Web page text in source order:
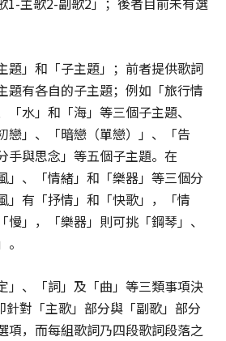
題」和「子主題」；前者提供歌詞
題有各自的子主題；例如「旅行情
水」和「海」等三個子主題、
戀」、「暗戀（單戀）」、「告
手與思念」等五個子主題。在
」、「情緒」和「樂器」等三個分
」有「抒情」和「快歌」，「情
」，「樂器」則可挑「鋼琴」、
」、「詞」及「曲」等三類事項決
針對「主歌」部分與「副歌」部分
項，而每組歌詞乃四段歌詞段落之